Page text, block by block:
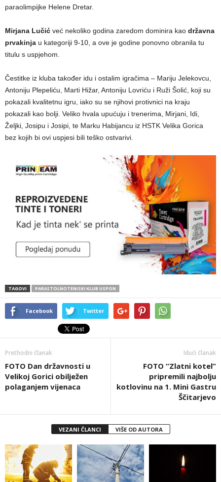
paraolimpijke Helene Dretar.
Mirjana Lučić već nekoliko godina zaredom dominira kao državna
prvakinja u kategoriji 9-10, a ove je godine ponovno obranila tu
titulu s uspjehom.
Čestitke iz kluba također idu i ostalim igračima – Mariju Jelekovcu,
Antoniju Plepeliću, Marti Hižar, Antoniju Lovriću i Ruži Šolić, koji su
pokazali kvalitetnu igru, iako su se njihovi protivnici na kraju
pokazali kao bolji. Veliko hvala upućuju i trenerima, Mirjani, Idi,
Željki, Josipu i Josipi, te Marku Habijancu iz HSTK Velika Gorica
bez kojih bi ovi uspjesi bili teško ostvarivi.
TAGOVI PARASTOLNOTENISKI KLUB USPON
Facebook Twitter
Prethodni članak
FOTO Dan državnosti u
Velikoj Gorici obilježen
polaganjem vijenaca
Idući članak
FOTO “Zlatni kotel”
pripremili najbolju
kotlovinu na 1. Mini Gastru
Ščitarjevo
VEZANI ČLANCI VIŠE OD AUTORA